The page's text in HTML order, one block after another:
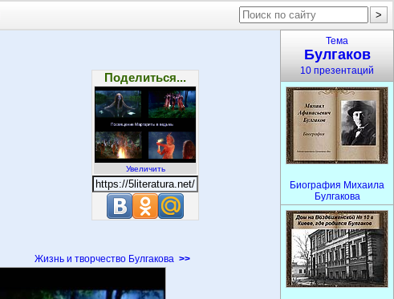
Поделиться...
Увеличить
Жизнь и творчество Булгакова >>
Тема
Булгаков
10 презентаций
Биография Михаила
Булгакова